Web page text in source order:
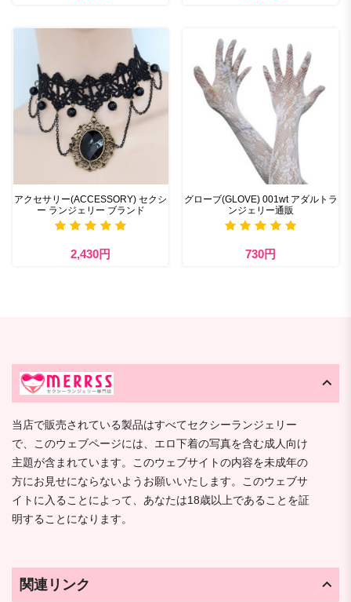
アクセサリー(ACCESSORY) セクシ
ー ランジェリー ブランド
2,430円
グローブ(GLOVE) 001wt アダルトラ
ンジェリー通販
730円
当店で販売されている製品はすべてセクシーランジェリー
で、このウェブページには、エロ下着の写真を含む成人向け
主題が含まれています。このウェブサイトの内容を未成年の
方にお見せにならないようお願いいたします。このウェブサ
イトに入ることによって、あなたは18歳以上であることを証
明することになります。
関連リンク